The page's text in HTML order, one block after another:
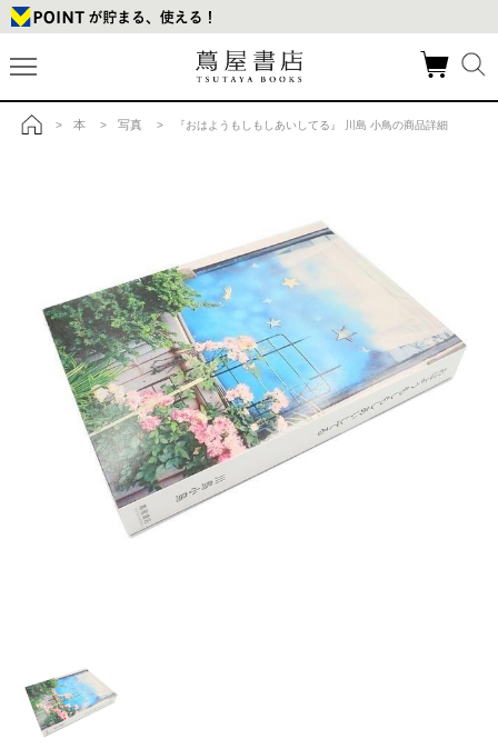
> 本 > 写真 > 『おはようもしもしあいしてる』 川島 小鳥の商品詳細